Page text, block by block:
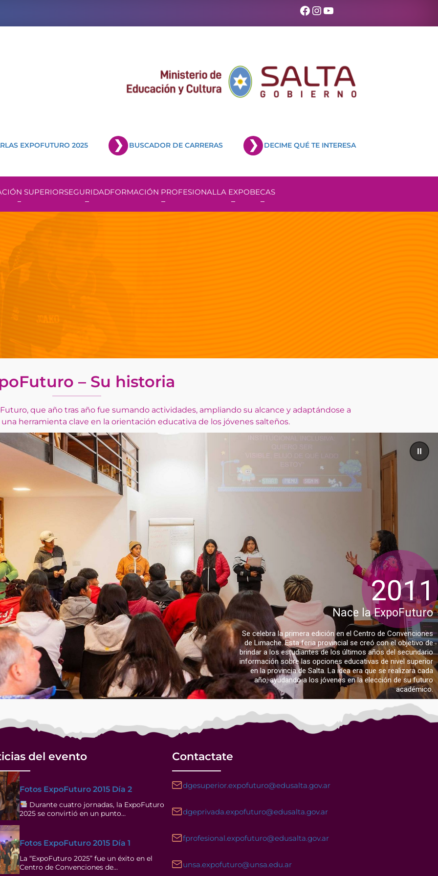
Facebook
Instagram
YouTube
EXPOFUTURO 2025 BUSCADOR DE CARRERAS DECIME QUÉ TE INTERESA
SUPERIORSEGURIDADFORMACIÓN PROFESIONALLA EXPOBECAS
– Su historia
que año tras año fue sumando actividades, ampliando su alcance y adaptándose a
herramienta clave en la orientación educativa de los jóvenes salteños.
2011
Nace la ExpoFuturo
Se celebra la primera edición en el Centro de Convenciones
de Limache. Esta feria provincial se creó con el objetivo de
brindar a los estudiantes de los últimos años del secundario
información sobre las opciones educativas de nivel superior
en la provincia de Salta. La idea era que se realizara cada
año, ayudando a los jóvenes en la elección de su futuro
académico.
del evento
Fotos ExpoFuturo 2015 Día 2
Durante cuatro jornadas, la ExpoFuturo
2025 se convirtió en un punto…
Fotos ExpoFuturo 2015 Día 1
La “ExpoFuturo 2025” fue un éxito en el
Centro de Convenciones de…
Contactate
dgesuperior.expofuturo@edusalta.gov.ar
dgeprivada.expofuturo@edusalta.gov.ar
fprofesional.expofuturo@edusalta.gov.ar
unsa.expofuturo@unsa.edu.ar